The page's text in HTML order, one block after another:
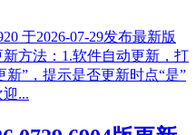
于2026-07-29发布最新版
方法：1.软件自动更新，打
新”，提示是否更新时点“是”
...